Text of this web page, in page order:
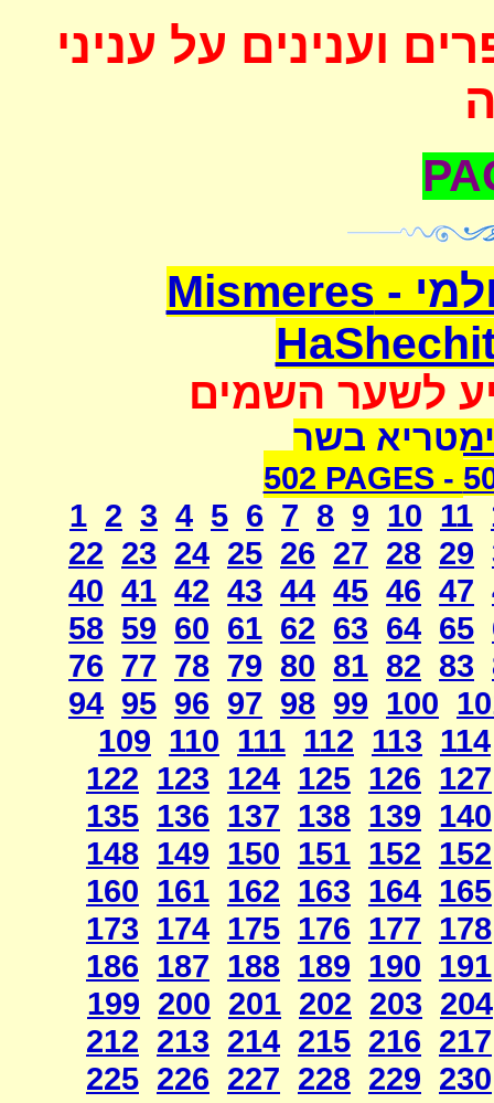
וענינים על עניני
משמרת השחיטה העולמי - Mismeres
לשער השמים
בשר
502 PAGES -
1 2 3 4 5 6 7 8 9 10 11
22 23 24 25 26 27 28 29
40 41 42 43 44 45 46 47
58 59 60 61 62 63 64 65
76 77 78 79 80 81 82 83
94 95 96 97 98 99 100
109 110 111 112 113 114
122 123 124 125 126 127
135 136 137 138 139 140
148 149 150 151 152 152
160 161 162 163 164 165
173 174 175 176 177 178
186 187 188 189 190 191
199 200 201 202 203 204
212 213 214 215 216 217
225 226 227 228 229 230